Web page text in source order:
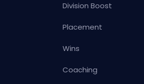
Division Boost
Placement
Wins
Coaching